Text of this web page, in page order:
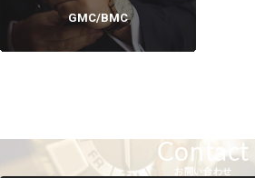
GMC/BMC
Contact
お問い合わせ